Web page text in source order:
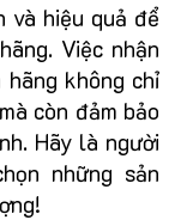
và hiệu quả để
Việc nhận
không chỉ
còn đảm bảo
Hãy là người
những sản